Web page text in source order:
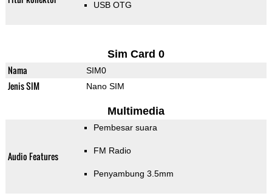
USB OTG
Sim Card 0
Nama SIM0
Jenis SIM Nano SIM
Multimedia
Audio Features
Pembesar suara
FM Radio
Penyambung 3.5mm